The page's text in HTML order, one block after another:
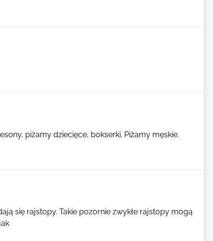
piżamy dziecięce, bokserki. Piżamy męskie.
się rajstopy. Takie pozornie zwykłe rajstopy mogą